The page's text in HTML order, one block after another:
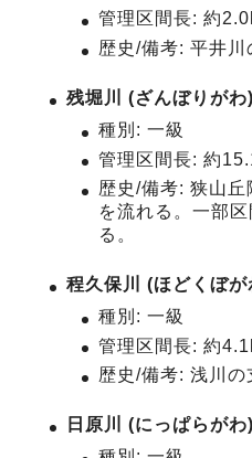
管理区間長: 約
歴史/備考: 平井川
残堀川 (ざんぼりがわ)
種別: 一級
管理区間長: 約
歴史/備考: 狭山
を流れる。一部
る。
程久保川 (ほどくぼが
種別: 一級
管理区間長: 約
歴史/備考: 浅川の
日原川 (にっぱらがわ)